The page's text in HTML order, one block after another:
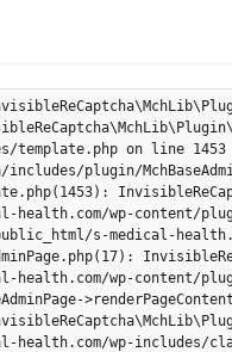
検
索
template.php on line
plugin/
health.com/wp-content/
public_html/s-medical-
health.com/wp-content/
health.com/wp-includes/